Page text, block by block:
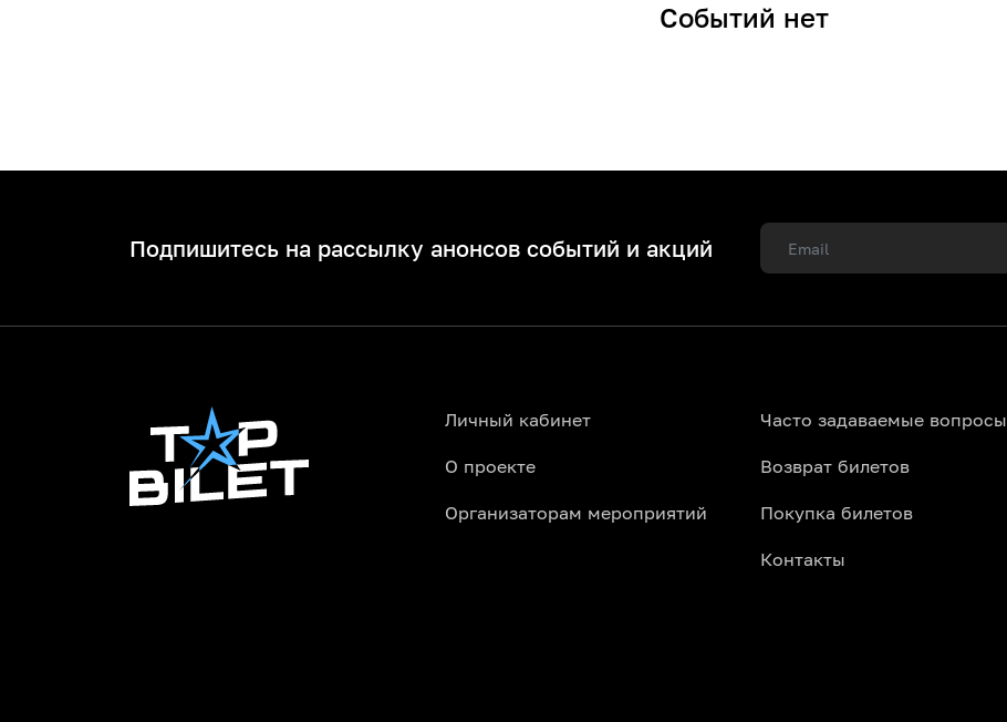
Событий нет
Подпишитесь на рассылку анонсов событий и акций
Личный кабинет
О проекте
Организаторам мероприятий
Часто задаваемые вопросы
Возврат билетов
Покупка билетов
Контакты